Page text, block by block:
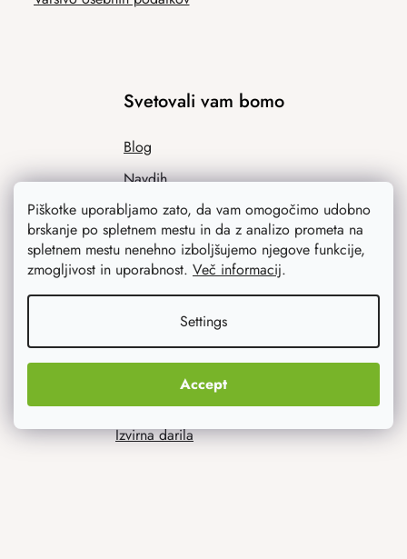
Piškotke uporabljamo zato, da vam omogočimo udobno
brskanje po spletnem mestu in da z analizo prometa na
spletnem mestu nenehno izboljšujemo njegove funkcije,
zmogljivost in uporabnost. Več informacij.
Settings
Accept
Svetovali vam bomo
Blog
Navdih
Kaj vas najbolj zanima
Novosti
Izvirna darila